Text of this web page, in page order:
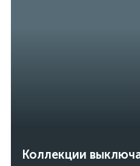
Коллекции